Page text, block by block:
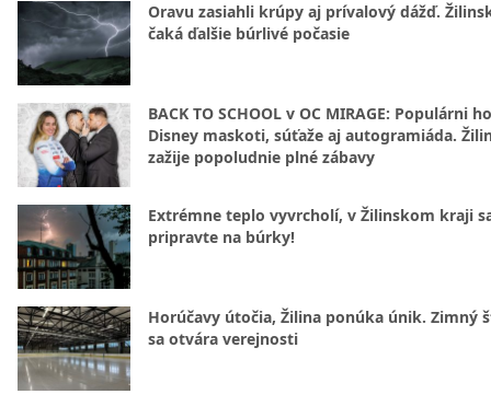
Oravu zasiahli krúpy aj prívalový dážď.
čaká ďalšie búrlivé počasie
BACK TO SCHOOL v OC MIRAGE: Populárni
Disney maskoti, súťaže aj autogramiáda.
zažije popoludnie plné zábavy
Extrémne teplo vyvrcholí, v Žilinskom kraji
pripravte na búrky!
Horúčavy útočia, Žilina ponúka únik. Zimný
sa otvára verejnosti